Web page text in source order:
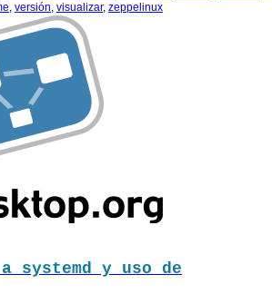
, versión, visualizar, zeppelinux
systemd y uso de